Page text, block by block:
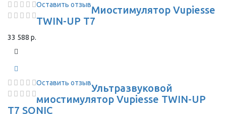
Оставить отзывМиостимулятор Vupiesse
TWIN-UP T7
33 588 р.
Оставить отзывУльтразвуковой
миостимулятор Vupiesse TWIN-UP
T7 SONIC